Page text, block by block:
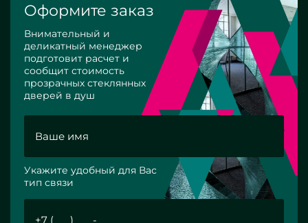
Оформите заказ
Внимательный и
деликатный менеджер
подготовит расчет и
сообщит стоимость
прозрачных стеклянных
дверей в душ
Укажите удобный для Вас
тип связи